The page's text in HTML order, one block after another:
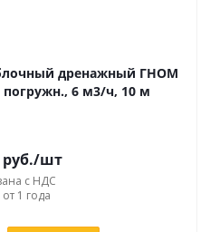
дренажный ГНОМ
погружн., 6 м3/ч, 10 м
/шт
с НДС
1 года